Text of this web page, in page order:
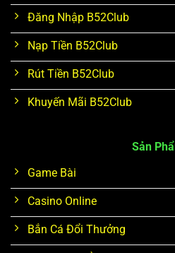
Đăng Nhập B52Club
Nạp Tiền B52Club
Rút Tiền B52Club
Khuyến Mãi B52Club
Sản
Game Bài
Casino Online
Bắn Cá Đổi Thưởng